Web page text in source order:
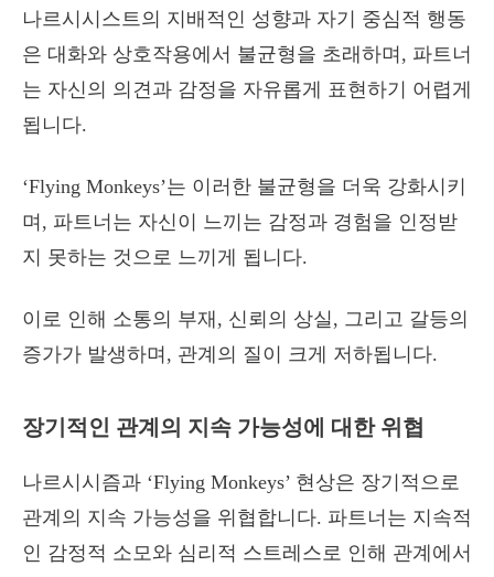
나르시시스트의 지배적인 성향과 자기 중심적 행동
은 대화와 상호작용에서 불균형을 초래하며, 파트너
는 자신의 의견과 감정을 자유롭게 표현하기 어렵게
됩니다.
‘Flying Monkeys’는 이러한 불균형을 더욱 강화시키
며, 파트너는 자신이 느끼는 감정과 경험을 인정받
지 못하는 것으로 느끼게 됩니다.
이로 인해 소통의 부재, 신뢰의 상실, 그리고 갈등의
증가가 발생하며, 관계의 질이 크게 저하됩니다.
장기적인 관계의 지속 가능성에 대한 위협
나르시시즘과 ‘Flying Monkeys’ 현상은 장기적으로
관계의 지속 가능성을 위협합니다. 파트너는 지속적
인 감정적 소모와 심리적 스트레스로 인해 관계에서